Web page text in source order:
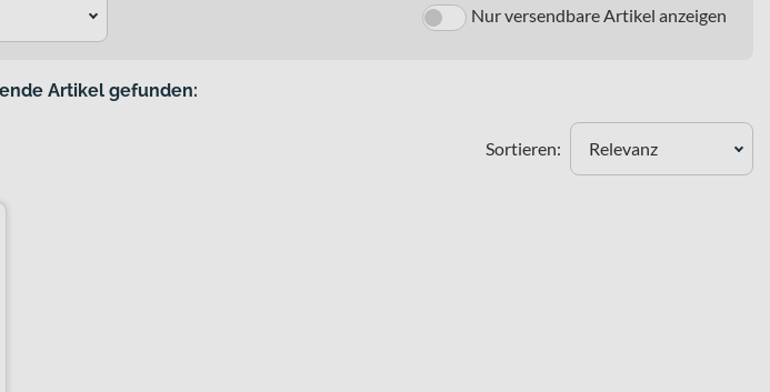
Nur versendbare Artikel anzeigen
Artikel gefunden:
Sortieren: Relevanz